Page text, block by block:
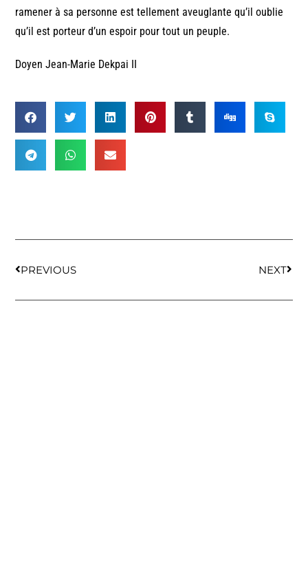
ramener à sa personne est tellement aveuglante qu’il oublie
qu’il est porteur d’un espoir pour tout un peuple.
Doyen Jean-Marie Dekpai II
PREVIOUS NEXT